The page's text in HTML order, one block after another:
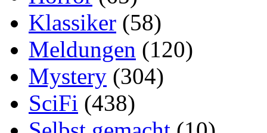
Klassiker (58)
Meldungen (120)
Mystery (304)
SciFi (438)